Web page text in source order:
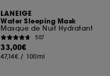
LANEIGE
Water Sleeping Mask
Masque de Nuit Hydratant
507
33,00€
47,14€ / 100ml